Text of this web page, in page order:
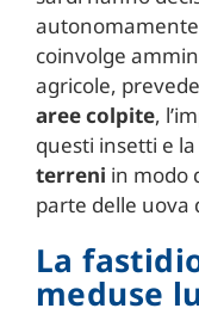
coinvolge
agricole, prevede
aree colpite,
questi insetti e la
terreni in modo
parte delle uova
La
meduse